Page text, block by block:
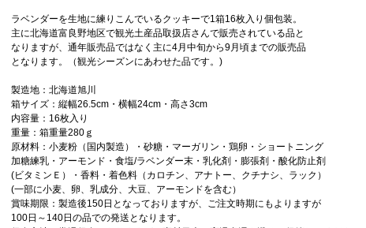
ラベンダーを生地に練りこんでいるクッキーで1箱16枚入り個包装。
主に北海道富良野地区で観光土産品取扱店さんで販売されている品と
なりますが、通年販売品ではなく主に4月中旬から9月頃までの販売品
となります。（観光シーズンにあわせた品です。)
製造地：北海道旭川
箱サイズ：縦幅26.5cm・横幅24cm・高さ3cm
内容量：16枚入り
重量：箱重量280ｇ
原材料：小麦粉（国内製造）・砂糖・マーガリン・鶏卵・ショートニング
加糖練乳・アーモンド・食塩/ラベンダー末・乳化剤・膨張剤・酸化防止剤
(ビタミンＥ）・香料・着色料（カロチン、アナトー、クチナシ、ラック）
(一部に小麦、卵、乳成分、大豆、アーモンドを含む）
賞味期限：製造後150日となっておりますが、ご注文時期にもよりますが
100日～140日の品での発送となります。